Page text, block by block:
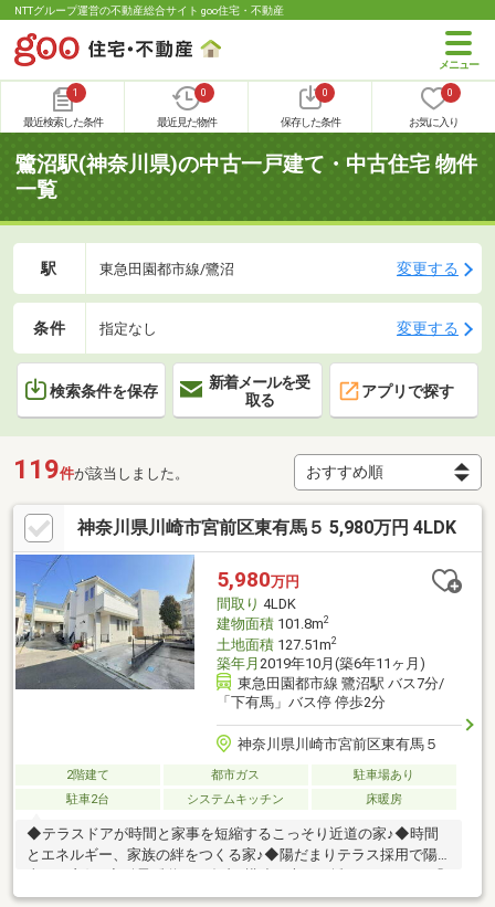
NTTグループ運営の不動産総合サイト goo住宅・不動産
1
最近検索した条件
0
最近見た物件
0
保存した条件
0
お気に入り
鷺沼駅(神奈川県)の中古一戸建て・中古住宅 物件
一覧
駅 東急田園都市線/鷺沼 変更する
条件 指定なし 変更する
検索条件を保存
新着メールを受
取る
アプリで探す
119件が該当しました。
神奈川県川崎市宮前区東有馬５ 5,980万円 4LDK
5,980万円
間取り 4LDK
建物面積101.8m2
土地面積127.51m2
築年月 2019年10月(築6年11ヶ月)
東急田園都市線 鷺沼駅 バス7分/
「下有馬」バス停 停歩2分
神奈川県川崎市宮前区東有馬５
2階建て 都市ガス
駐車場あり
駐車2台
システムキッチン 床暖房
◆テラスドアが時間と家事を短縮するこっそり近道の家♪◆時間
とエネルギー、家族の絆をつくる家♪◆陽だまりテラス採用で陽
り返し起こる地震にも安心♪【株式会社リビングライフ】創業35